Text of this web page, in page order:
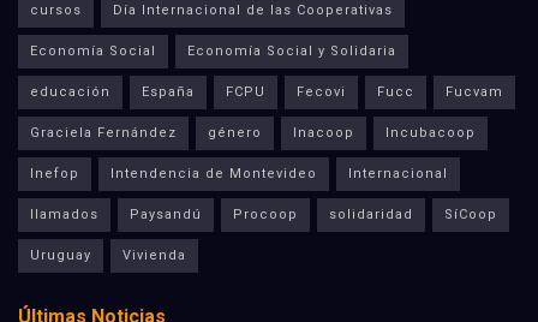
cursos Día Internacional de las Cooperativas
Economía Social Economía Social y Solidaria
educación España FCPU Fecovi Fucc Fucvam
Graciela Fernández género Inacoop Incubacoop
Inefop Intendencia de Montevideo Internacional
llamados Paysandú Procoop solidaridad SíCoop
Uruguay Vivienda
Últimas Noticias